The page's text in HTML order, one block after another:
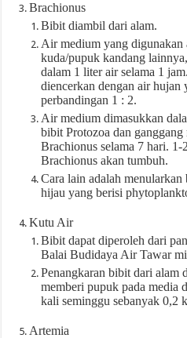
Brachionus
Bibit diambil dari alam.
Air medium yang digunakan
kuda/pupuk kandang
dalam 1 liter air selama 1
diencerkan dengan air hujan
perbandingan 1 : 2.
Air medium dimasukkan
bibit Protozoa dan ganggang
Brachionus selama 7 hari.
Brachionus akan tumbuh.
Cara lain adalah
hijau yang berisi
Kutu Air
Bibit dapat diperoleh dari
Balai Budidaya Air Tawar
Penangkaran bibit dari alam
memberi pupuk pada media
kali seminggu sebanyak 0,2
Artemia